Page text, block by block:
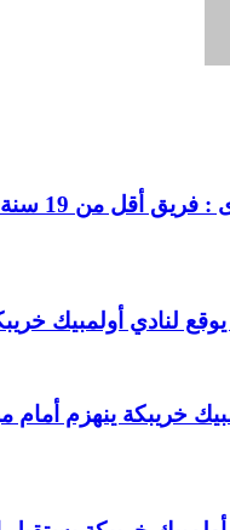
أمام الفتح في ذهاب ثمن النهاية
لنادي أولمبيك